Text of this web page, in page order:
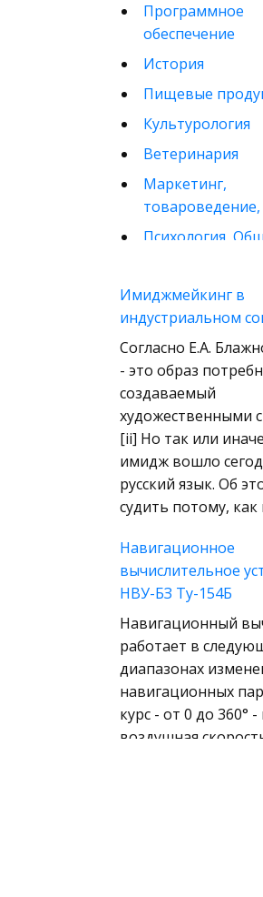
Программное
обеспечение
История
Пищевые
Культурология
Ветеринария
Маркетинг,
Психология,
Математика
Финансовое
Музыка
экономические и
валютно-
отношения
Муниципальное
России
Право
Физкультура и
История
государства и
Имиджмейкинг в
индустриальном
Согласно Е.А.
- это образ
создаваемый
художественными
[ii] Но так или
имидж вошло
русский язык. Об
судить потому,
Навигационное
вычислительное
НВУ-БЗ Ту-154Б
Навигационный
работает в
диапазонах
навигационных
курс - от 0 до 360°
воздушная